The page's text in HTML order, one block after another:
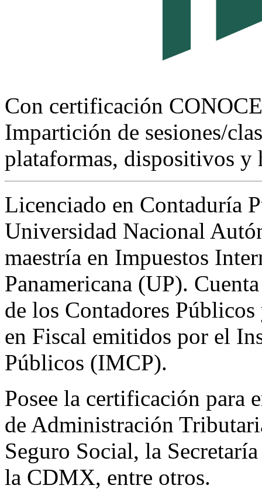
Con certificación
Impartición de sesiones/
plataformas, dispositivos y
Licenciado en Contaduría
Universidad Nacional
maestría en Impuestos
Panamericana (UP).
de los Contadores
en Fiscal emitidos por el
Públicos (IMCP).
Posee la certificación para
de Administración
Seguro Social, la
la CDMX, entre otros.